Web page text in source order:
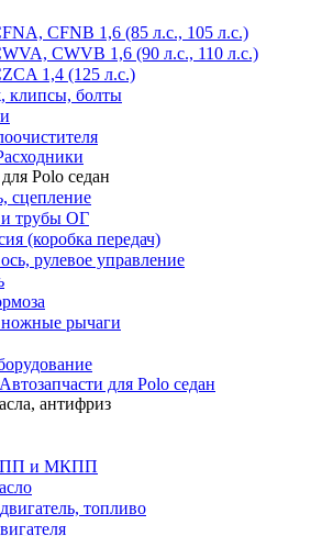
CFNB 1,6 (85 л.с., 105 л.с.)
CWVB 1,6 (90 л.с., 110 л.с.)
1,4 (125 л.с.)
клипсы, болты
Polo седан
сцепление
и трубы ОГ
(коробка передач)
рулевое управление
рычаги
для Polo седан
антифриз
и МКПП
топливо